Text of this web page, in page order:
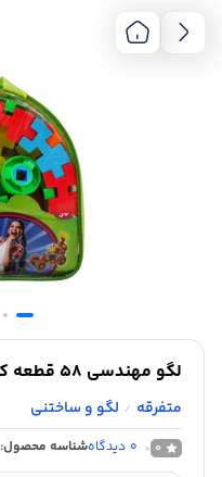
لگو مهندسی 58 قطعه کوچک کیفی 48
متفرقه / لگو و ساختنی
0
0 دیدگاهشناسه محصول: